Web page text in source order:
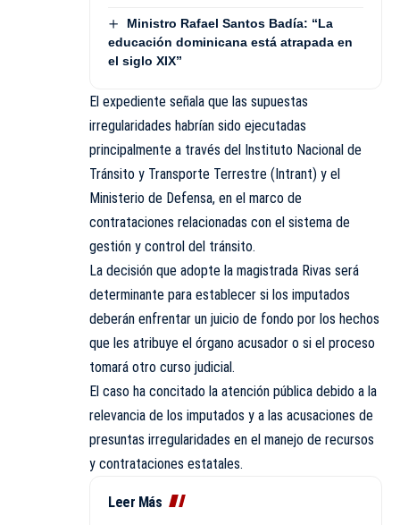
Ministro Rafael Santos Badía: “La
educación dominicana está atrapada en
el siglo XIX”
El expediente señala que las supuestas
irregularidades habrían sido ejecutadas
principalmente a través del Instituto Nacional de
Tránsito y Transporte Terrestre (Intrant) y el
Ministerio de Defensa, en el marco de
contrataciones relacionadas con el sistema de
gestión y control del tránsito.
La decisión que adopte la magistrada Rivas será
determinante para establecer si los imputados
deberán enfrentar un juicio de fondo por los hechos
que les atribuye el órgano acusador o si el proceso
tomará otro curso judicial.
El caso ha concitado la atención pública debido a la
relevancia de los imputados y a las acusaciones de
presuntas irregularidades en el manejo de recursos
y contrataciones estatales.
Leer Más